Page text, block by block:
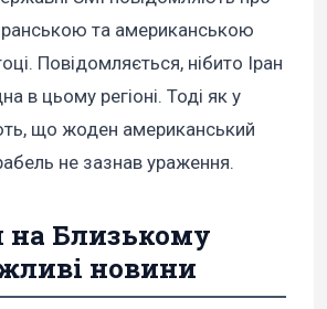
та американською
Повідомляється, нібито Іран
в цьому регіоні. Тоді як у
що жоден американський
не зазнав ураження.
на Близькому
новини